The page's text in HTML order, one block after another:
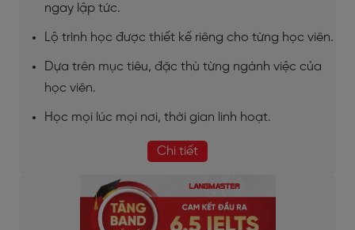
ngay lập tức.
Lộ trình học được thiết kế riêng cho từng học viên.
Dựa trên mục tiêu, đặc thù từng ngành việc của
học viên.
Học mọi lúc mọi nơi, thời gian linh hoạt.
Chi tiết